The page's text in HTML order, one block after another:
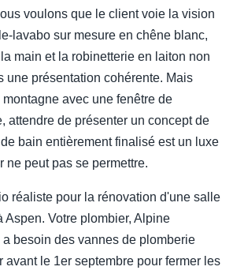
voulons que le client voie la vision
lavabo sur mesure en chêne blanc,
main et la robinetterie en laiton non
présentation cohérente. Mais
avec une fenêtre de
attendre de présenter un concept de
bain entièrement finalisé est un luxe
ne peut pas se permettre.
réaliste pour la rénovation d'une salle
Aspen. Votre plombier, Alpine
besoin des vannes de plomberie
avant le 1er septembre pour fermer les